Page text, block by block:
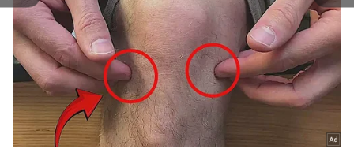
ಸಂಬಂಧಕ್ಕೆ ಬ್ರೇಕ್
ಸುಮಾರು ಒಂದು ದಶಕದ ದೀರ್ಘ ಸಂಬಂಧದ ನಂತರ
ಇಬ್ಬರೂ ತಮ್ಮ ಸಂಬಂಧಗಳನ್ನ ಬೇರ್ಪಡಿಸಿಕೊಂಡರು.
ಜಾರ್ಜಿಯಾ ಮೆಲೋನಿ ತಮ್ಮ ಸ್ಥಾನಮಾನ ಮತ್ತು
ಸಾರ್ವಜನಿಕ ಘನತೆಯನ್ನು ಕಾಪಾಡಿಕೊಳ್ಳಲು ಈ ನಿರ್ಧಾರ